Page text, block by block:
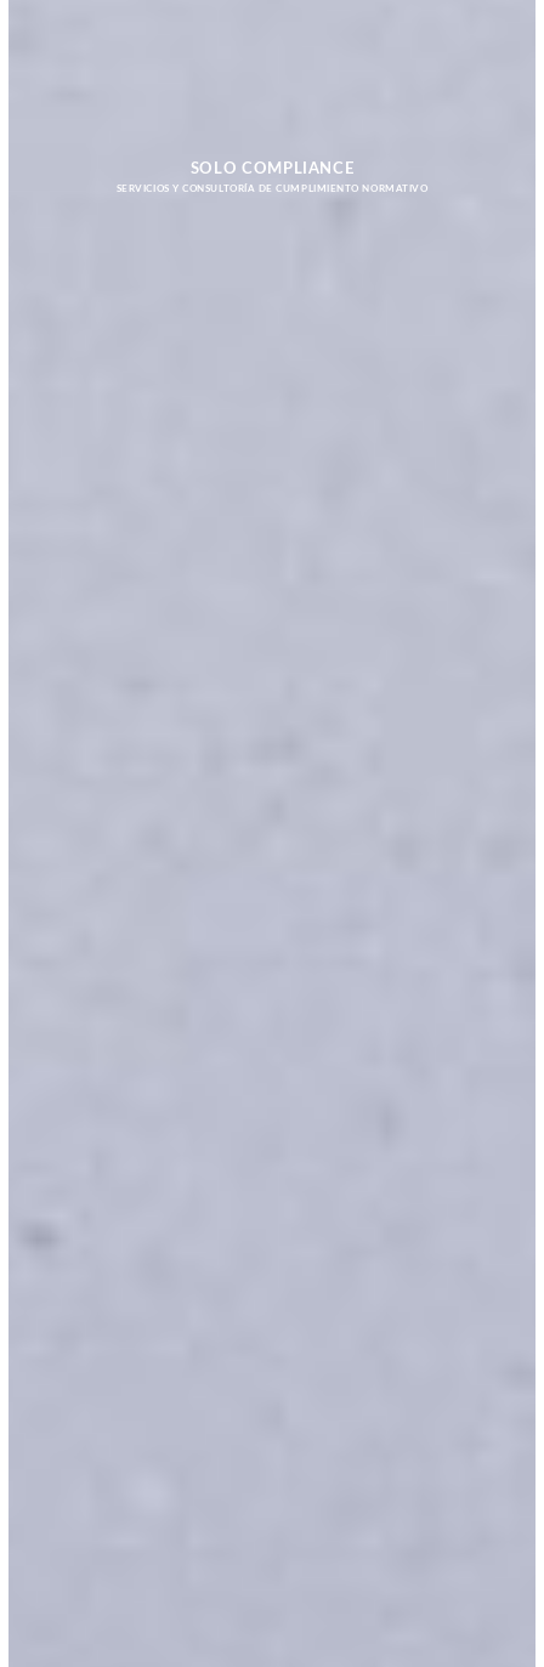
SOLO COMPLIANCE
SERVICIOS Y CONSULTORÍA DE CUMPLIMIENTO NORMATIVO